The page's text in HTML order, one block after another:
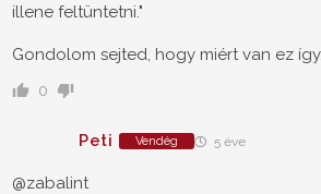
illene feltüntetni."
Gondolom sejted, hogy miért van ez
0
Peti Vendég 5 éve
@zabalint